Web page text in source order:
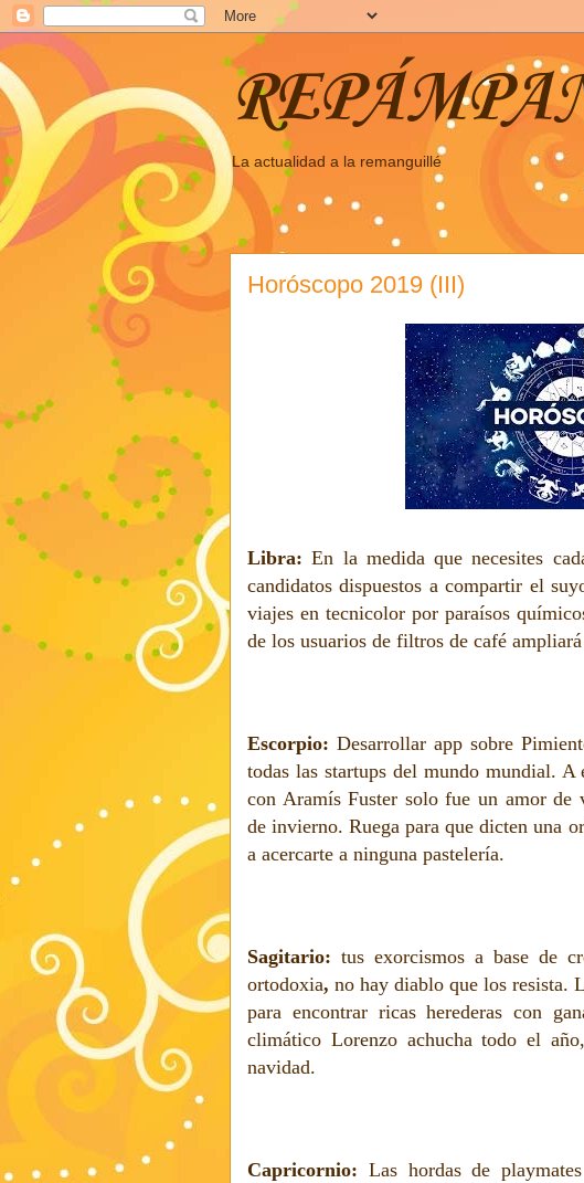
La actualidad a la remanguillé
Horóscopo 2019 (III)
Libra:En la medida que necesites
candidatos dispuestos a compartir el
viajes en tecnicolor por paraísos
de los usuarios de filtros de café
Escorpio:Desarrollar app sobre
todas las startups del mundo mundial.
con Aramís Fuster solo fue un amor de
de invierno. Ruega para que dicten una
a acercarte a ninguna pastelería.
Sagitario: tus exorcismos a base de
ortodoxia, no hay diablo que los resista.
para encontrar ricas herederas con
climático Lorenzo achucha todo el
navidad.
Capricornio: Las hordas de